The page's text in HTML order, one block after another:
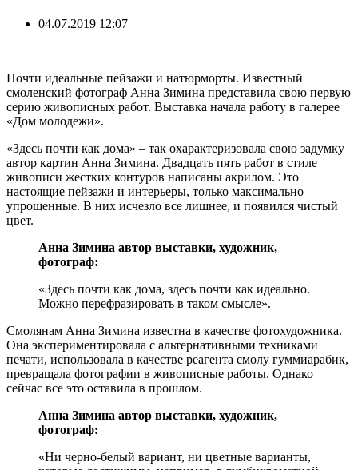
04.07.2019 12:07
Почти идеальные пейзажи и натюрморты. Известный
смоленский фотограф Анна Зимина представила свою первую
серию живописных работ. Выставка начала работу в галерее
«Дом молодежи».
«Здесь почти как дома» – так охарактеризовала свою задумку
автор картин Анна Зимина. Двадцать пять работ в стиле
живописи жестких контуров написаны акрилом. Это
настоящие пейзажи и интерьеры, только максимально
упрощенные. В них исчезло все лишнее, и появился чистый
цвет.
Анна Зимина автор выставки, художник,
фотограф:
«Здесь почти как дома, здесь почти как идеально.
Можно перефразировать в таком смысле».
Смолянам Анна Зимина известна в качестве фотохудожника.
Она экспериментировала с альтернативными техниками
печати, использовала в качестве реагента смолу гуммиарабик,
превращала фотографии в живописные работы. Однако
сейчас все это оставила в прошлом.
Анна Зимина автор выставки, художник,
фотограф:
«Ни черно-белый вариант, ни цветные варианты,